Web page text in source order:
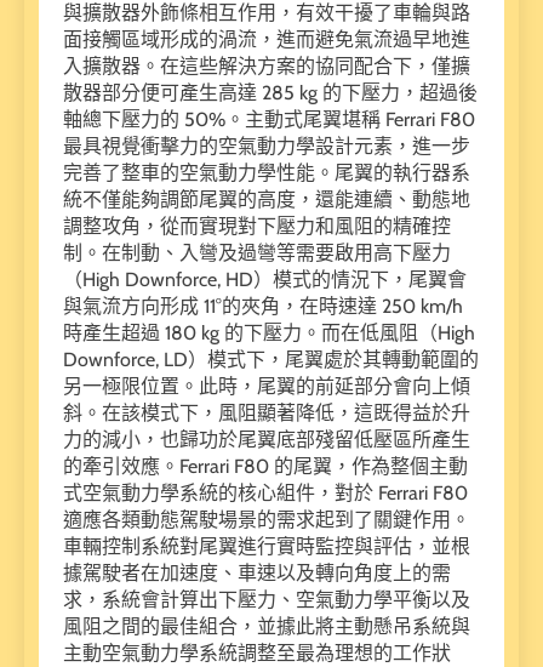
與擴散器外飾條相互作用，有效干擾了車輪與路
面接觸區域形成的渦流，進而避免氣流過早地進
入擴散器。在這些解決方案的協同配合下，僅擴
散器部分便可產生高達 285 kg 的下壓力，超過後
軸總下壓力的 50%。主動式尾翼堪稱 Ferrari F80
最具視覺衝擊力的空氣動力學設計元素，進一步
完善了整車的空氣動力學性能。尾翼的執行器系
統不僅能夠調節尾翼的高度，還能連續、動態地
調整攻角，從而實現對下壓力和風阻的精確控
制。在制動、入彎及過彎等需要啟用高下壓力
（High Downforce, HD）模式的情況下，尾翼會
與氣流方向形成 11°的夾角，在時速達 250 km/h
時產生超過 180 kg 的下壓力。而在低風阻（High
Downforce, LD）模式下，尾翼處於其轉動範圍的
另一極限位置。此時，尾翼的前延部分會向上傾
斜。在該模式下，風阻顯著降低，這既得益於升
力的減小，也歸功於尾翼底部殘留低壓區所產生
的牽引效應。Ferrari F80 的尾翼，作為整個主動
式空氣動力學系統的核心組件，對於 Ferrari F80
適應各類動態駕駛場景的需求起到了關鍵作用。
車輛控制系統對尾翼進行實時監控與評估，並根
據駕駛者在加速度、車速以及轉向角度上的需
求，系統會計算出下壓力、空氣動力學平衡以及
風阻之間的最佳組合，並據此將主動懸吊系統與
主動空氣動力學系統調整至最為理想的工作狀